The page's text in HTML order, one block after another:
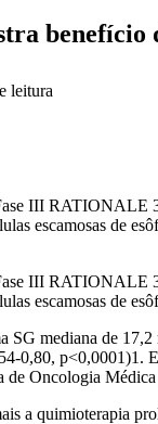
benefício
leitura
III RATIONALE
escamosas de
III RATIONALE
escamosas de
mediana de
0,80, p<0,0001)1.
de Oncologia
a quimioterapia